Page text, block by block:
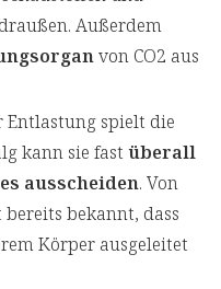
Außerdem
von CO2 aus
Entlastung spielt die
kann sie fast überall
ausscheiden. Von
bekannt, dass
Körper ausgeleitet